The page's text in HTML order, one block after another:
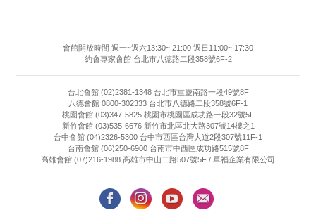
會館開放時間 週一~週六13:30~ 21:00 週日11:00~ 17:30
約會專家會館 台北市八德路二段358號6F-2
台北會館 (02)2381-1348 台北市重慶南路一段49號8F
八德會館 0800-302333 台北市八德路二段358號6F-1
桃園會館 (03)347-5825 桃園市桃園區成功路一段32號5F
新竹會館 (03)535-6676 新竹市北區北大路307號14樓之1
台中會館 (04)2326-5300 台中市西區台灣大道2段307號11F-1
台南會館 (06)250-6900 台南市中西區成功路515號8F
高雄會館 (07)216-1988 高雄市中山二路507號5F / 單福企業有限公司